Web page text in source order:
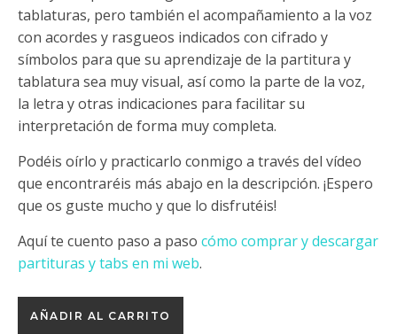
tablaturas, pero también el acompañamiento a la voz
con acordes y rasgueos indicados con cifrado y
símbolos para que su aprendizaje de la partitura y
tablatura sea muy visual, así como la parte de la voz,
la letra y otras indicaciones para facilitar su
interpretación de forma muy completa.
Podéis oírlo y practicarlo conmigo a través del vídeo
que encontraréis más abajo en la descripción. ¡Espero
que os guste mucho y que lo disfrutéis!
Aquí te cuento paso a paso cómo comprar y descargar
partituras y tabs en mi web.
Lágrimas Negras cantidad
AÑADIR AL CARRITO